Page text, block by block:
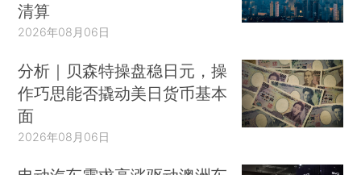
清算
2026年08月06日
分析｜贝森特操盘稳日元，操
作巧思能否撬动美日货币基本
面
2026年08月06日